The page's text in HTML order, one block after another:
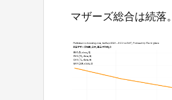
マザーズ総合は続落。